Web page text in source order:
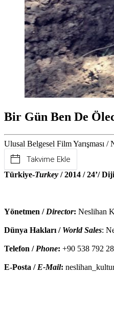
Bir Gün Ben De
Ulusal Belgesel Film Yarışması
Takvime Ekle
Türkiye-Turkey / 2014 / 24’/
Yönetmen / Director: Neslihan
Dünya Hakları / World Sales:
Telefon / Phone: +90 538 792
E-Posta / E-Mail: